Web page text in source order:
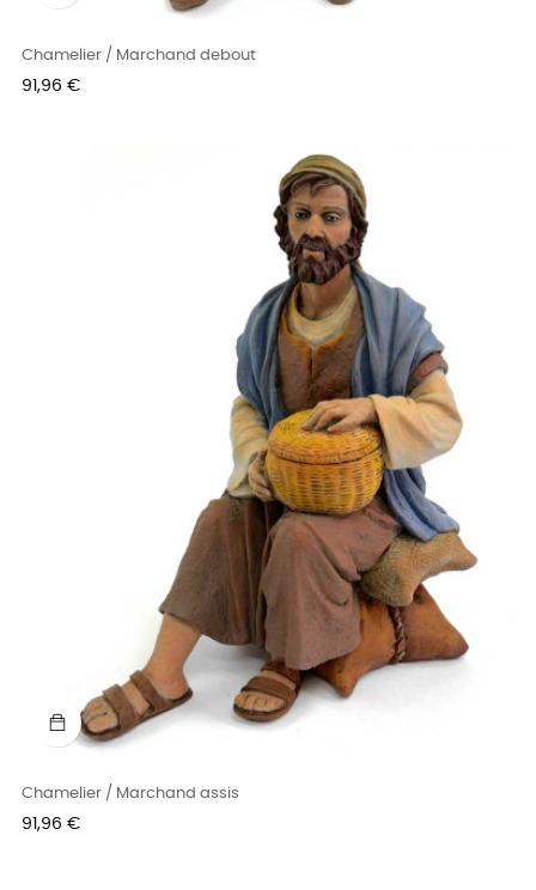
Chamelier / Marchand debout
Prix
91,96 €
Chamelier / Marchand assis
Prix
91,96 €